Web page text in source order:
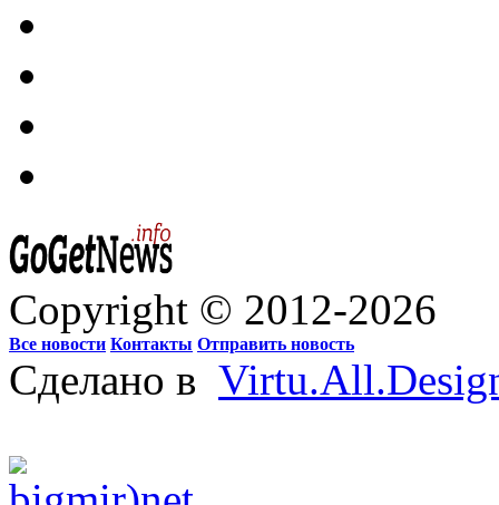
Copyright © 2012-2026
Все новости Контакты Отправить новость
Сделано в